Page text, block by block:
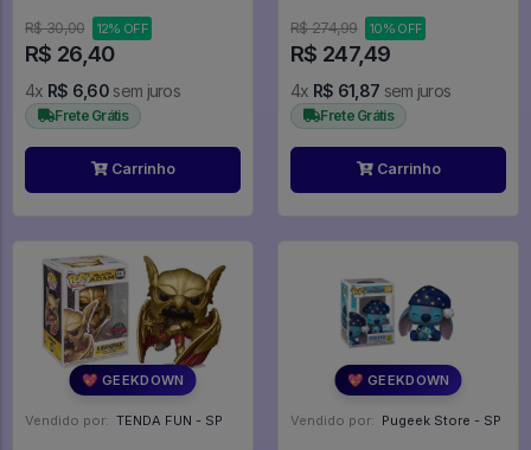
R$ 30,00 12% OFF
R$ 26,40
4x R$ 6,60 sem juros
Frete Grátis
Carrinho
POP #290
R$ 274,99 10% OFF
R$ 247,49
4x R$ 61,87 sem juros
Frete Grátis
Carrinho
💖 GEEKDOWN
Vendido por: TENDA FUN - SP
💖 GEEKDOWN
Vendido por: Pugeek Store - SP